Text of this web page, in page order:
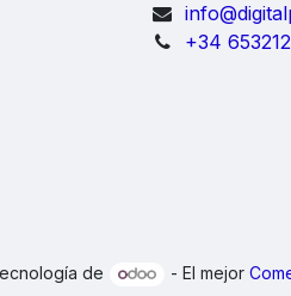
+34
de - El mejor